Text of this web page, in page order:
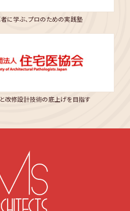
に学ぶ、プロのための実践塾
改修設計技術の底上げを目指す